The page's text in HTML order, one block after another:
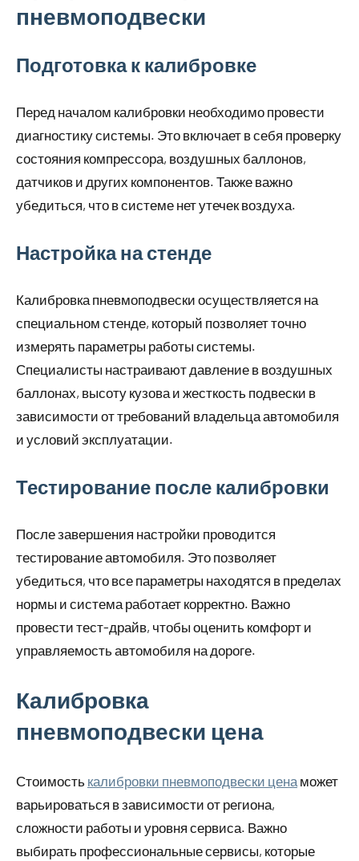
пневмоподвески
Подготовка к калибровке
Перед началом калибровки необходимо провести
диагностику системы. Это включает в себя проверку
состояния компрессора, воздушных баллонов,
датчиков и других компонентов. Также важно
убедиться, что в системе нет утечек воздуха.
Настройка на стенде
Калибровка пневмоподвески осуществляется на
специальном стенде, который позволяет точно
измерять параметры работы системы.
Специалисты настраивают давление в воздушных
баллонах, высоту кузова и жесткость подвески в
зависимости от требований владельца автомобиля
и условий эксплуатации.
Тестирование после калибровки
После завершения настройки проводится
тестирование автомобиля. Это позволяет
убедиться, что все параметры находятся в пределах
нормы и система работает корректно. Важно
провести тест-драйв, чтобы оценить комфорт и
управляемость автомобиля на дороге.
Калибровка
пневмоподвески цена
Стоимость калибровки пневмоподвески цена может
варьироваться в зависимости от региона,
сложности работы и уровня сервиса. Важно
выбирать профессиональные сервисы, которые